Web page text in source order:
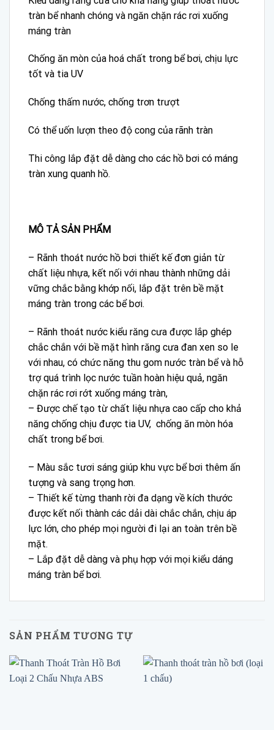
tràn bể nhanh chóng và ngăn chặn rác rơi xuống
máng tràn
Chống ăn mòn của hoá chất trong bể bơi, chịu lực
tốt và tia UV
Chống thấm nước, chống trơn trượt
Có thể uốn lượn theo độ cong của rãnh tràn
Thi công lắp đặt dễ dàng cho các hồ bơi có máng
tràn xung quanh hồ.
MÔ TẢ SẢN PHẨM
– Rãnh thoát nước hồ bơi thiết kế đơn giản từ
chất liệu nhựa, kết nối với nhau thành những dải
vững chắc bằng khớp nối, lắp đặt trên bề mặt
máng tràn trong các bể bơi.
– Rãnh thoát nước kiểu răng cưa được lắp ghép
chắc chắn với bề mặt hình răng cưa đan xen so le
với nhau, có chức năng thu gom nước tràn bể và hỗ
trợ quá trình lọc nước tuần hoàn hiệu quả, ngăn
chặn rác rơi rớt xuống máng tràn,
– Được chế tạo từ chất liệu nhựa cao cấp cho khả
năng chống chịu được tia UV, chống ăn mòn hóa
chất trong bể bơi.
– Màu sắc tươi sáng giúp khu vực bể bơi thêm ấn
tượng và sang trọng hơn.
– Thiết kế từng thanh rời đa dạng về kích thước
được kết nối thành các dải dài chắc chắn, chịu áp
lực lớn, cho phép mọi người đi lại an toàn trên bề
mặt.
– Lắp đặt dễ dàng và phụ hợp với mọi kiểu dáng
máng tràn bể bơi.
SẢN PHẨM TƯƠNG TỰ